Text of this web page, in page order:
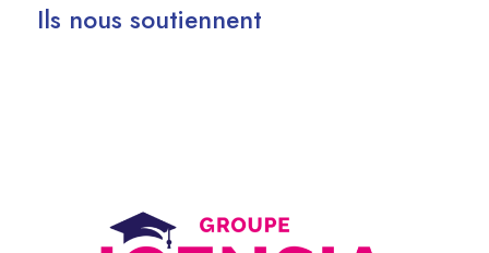
Ils nous soutiennent